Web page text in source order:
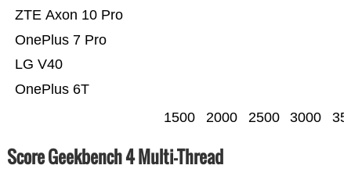
OnePlus 6T
LG V40
OnePlus 7 Pro
ZTE Axon 10 Pro
1500 2000 2500 3000
Score Geekbench 4 Multi-Thread